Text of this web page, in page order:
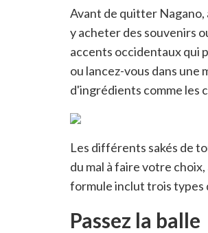
Avant de quitter
y acheter des souvenirs
accents occidentaux qui
ou lancez-vous dans une
d'ingrédients comme les
Les différents sakés de
du mal à faire votre
formule inclut trois types
Passez la balle